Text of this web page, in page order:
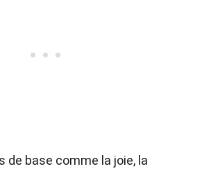
de base comme la joie, la